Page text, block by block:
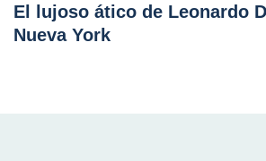
El lujoso ático de Leonardo
Nueva York